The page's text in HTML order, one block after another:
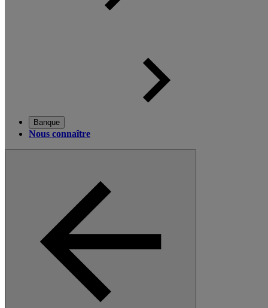
Banque
Nous connaître